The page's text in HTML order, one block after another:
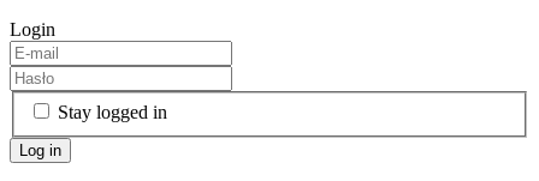
Login
Stay logged in